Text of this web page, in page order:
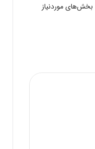
بخش‌های موردنیاز